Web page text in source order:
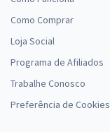
Como Comprar
Loja Social
Programa de Afiliados
Trabalhe Conosco
Preferência de Cookies